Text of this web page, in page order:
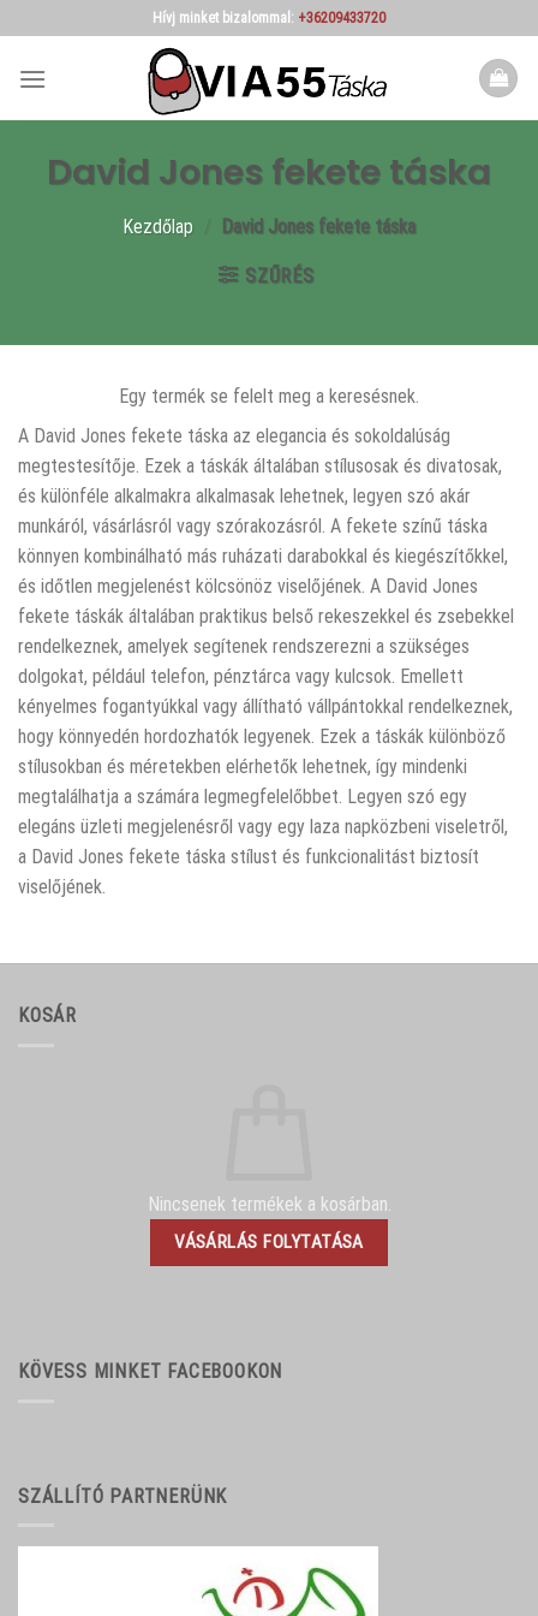
to
content
Hívj minket bizalommal: +36209433720
David Jones fekete táska
Kezdőlap David Jones fekete táska
SZŰRÉS
Egy termék se felelt meg a keresésnek.
A David Jones fekete táska az elegancia és sokoldalúság
megtestesítője. Ezek a táskák általában stílusosak és divatosak,
és különféle alkalmakra alkalmasak lehetnek, legyen szó akár
munkáról, vásárlásról vagy szórakozásról. A fekete színű táska
könnyen kombinálható más ruházati darabokkal és kiegészítőkkel,
és időtlen megjelenést kölcsönöz viselőjének. A David Jones
fekete táskák általában praktikus belső rekeszekkel és zsebekkel
rendelkeznek, amelyek segítenek rendszerezni a szükséges
dolgokat, például telefon, pénztárca vagy kulcsok. Emellett
kényelmes fogantyúkkal vagy állítható vállpántokkal rendelkeznek,
hogy könnyedén hordozhatók legyenek. Ezek a táskák különböző
stílusokban és méretekben elérhetők lehetnek, így mindenki
megtalálhatja a számára legmegfelelőbbet. Legyen szó egy
elegáns üzleti megjelenésről vagy egy laza napközbeni viseletről,
a David Jones fekete táska stílust és funkcionalitást biztosít
viselőjének.
KOSÁR
Nincsenek termékek a kosárban.
VÁSÁRLÁS FOLYTATÁSA
KÖVESS MINKET FACEBOOKON
SZÁLLÍTÓ PARTNERÜNK